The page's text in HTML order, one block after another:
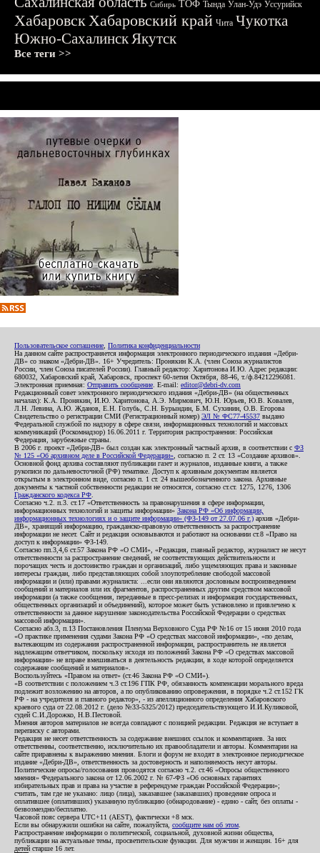
Сибирь ТОФ Тында Улан-Удэ Уссурийск
ХабаровскХабаровский край Чита Чукотка
Южно-СахалинскЯкутск
Все теги >>
Пользовательское соглашение Политика конфиденциальности
На данном сайте распространяется информация электронного периодического издания «Дебри-
ДВ» со знаком «Дебри-ДВ». 16+ Учредитель: Пронякин К.А. (член Союза журналистов
России, член Союза писателей России). Главный редактор: Харитонова И.Ю. Адрес редакции:
680032, Хабаровский край, Хабаровск, проспект 60-летия Октября, 88-46, т./ф.84212296081.
Электронная приемная: Отправить сообщение . E-mail: editor@debri-dv.com
Редакционный совет электронного периодического издания «Дебри-ДВ» (на общественных
началах): К.А. Пронякин, И.Ю. Харитонова, А.Э. Мирмович, Ю.Н. Юрьев, Ю.В. Ковалев,
Л.Н. Левина, А.Ю. Жданов, Е.Н. Голубь, С.Н. Бурындин, Б.М. Сухинин, О.В. Егорова
Свидетельство о регистрации СМИ (Регистрационный номер) ЭЛ № ФС77-45537 выдано
Федеральной службой по надзору в сфере связи, информационных технологий и массовых
коммуникаций (Роскомнадзор) 16.06.2011 г. Территория распространения: Российская
Федерация, зарубежные страны.
В 2006 г. проект «Дебри-ДВ» был создан как электронный частный архив, в соответствии с ФЗ
№ 125 «Об архивном деле в Российской Федерации» , согласно п. 2 ст. 13 «Создание архивов».
Основной фонд архива составляют публикации газет и журналов, изданные книги, а также
рукописи по дальневосточной (РФ) тематике. Доступ к архивным документам является
открытым в электронном виде, согласно п. 1 ст. 24 вышеобозначенного закона. Архивные
документы к частной собственности редакции не относятся, согласно ст.ст. 1275, 1276, 1306
Гражданского кодекса РФ
Согласно ч.2. п.3. ст.17 «Ответственность за правонарушения в сфере информации,
информационных технологий и защиты информации» Закона РФ «Об информации,
информационных технологиях и о защите информации» (ФЗ-149 от 27.07.06 г.) архив «Дебри-
ДВ», хранящий информацию, гражданско-правовую ответственность за распространение
информации не несет. Сайт и редакция основываются и работают на основании ст.8 «Право на
доступ к информации» ФЗ-149.
Согласно пп.3,4,6 ст.57 Закона РФ «О СМИ», «Редакция, главный редактор, журналист не несут
ответственности за распространение сведений, не соответствующих действительности и
порочащих честь и достоинство граждан и организаций, либо ущемляющих права и законные
интересы граждан, либо представляющих собой злоупотребление свободой массовой
информации и (или) правами журналиста: ...если они являются дословным воспроизведением
сообщений и материалов или их фрагментов, распространенных другим средством массовой
информации (а также сообщения, переданные в пресс-релизах и информация государственных,
общественных организаций и объединений), которое может быть установлено и привлечено к
ответственности за данное нарушение законодательства Российской Федерации о средствах
массовой информации».
Согласно абз.3, п.13 Постановления Пленума Верховного Суда РФ №16 от 15 июня 2010 года
«О практике применения судами Закона РФ «О средствах массовой информации», «по делам,
вытекающим из содержания распространенной информации, распространитель не является
надлежащим ответчиком, поскольку исходя из положений Закона РФ «О средствах массовой
информации» не вправе вмешиваться в деятельность редакции, в ходе которой определяется
содержание сообщений и материалов».
Воспользуйтесь «Правом на ответ» (ст.46 Закона РФ «О СМИ»).
«В соответствии с положением ч.3 ст.196 ГПК РФ, обязанность компенсации морального вреда
подлежит возложению на авторов, а по опубликованию опровержения, в порядке ч.2 ст.152 ГК
РФ - на учредителя и главного редактор», - из апелляционного определения Хабаровского
краевого суда от 22.08.2012 г. (дело №33-5325/2012) председательствующего И.И.Куликовой,
судей С.И.Дорожко, Н.В.Пестовой.
Мнения авторов материалов не всегда совпадают с позицией редакции. Редакция не вступает в
переписку с авторами.
Редакция не несет ответственность за содержание внешних ссылок и комментариев. За них
ответственны, соответственно, исключительно их правообладатели и авторы. Комментарии на
сайте приравнены к выражению мнения. Блоги и форум не входят в электронное периодическое
издание «Дебри-ДВ», ответственность за достоверность и наполняемость несут авторы.
Политические опросы/голосования проводятся согласно ч.2. ст.46 «Опросы общественного
мнения» Федерального закона от 12.06.2002 г. № 67-ФЗ «Об основных гарантиях
избирательных прав и права на участие в референдуме граждан Российской Федерации»;
считать, там где не указано: лицо (лица), заказавшее (заказавших) проведение опроса и
оплатившее (оплативших) указанную публикацию (обнародование) - едино - сайт, без оплаты -
безвозмездно/бесплатно.
Часовой пояс сервера UTC+11 (AEST), фактически +8 мск.
Если вы обнаружили ошибки на сайте, пожалуйста, сообщите нам об этом
Распространение информации о политической, социальной, духовной жизни общества,
публикации на актуальные темы, просветительские функции. Для мужчин и женщин. 16+ для
детей старше 16 лет.